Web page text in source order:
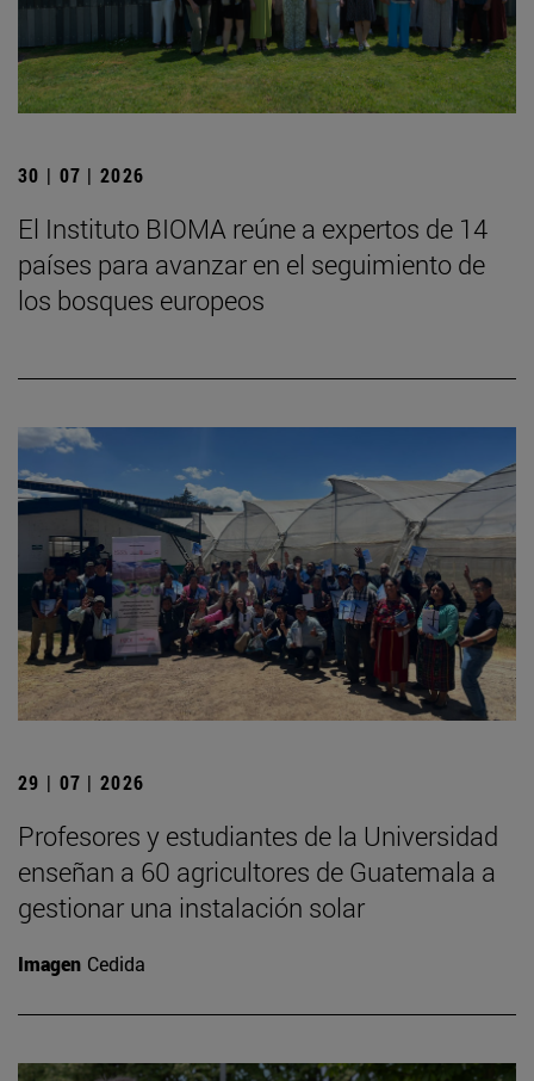
30 | 07 | 2026
El Instituto BIOMA reúne a expertos de 14
países para avanzar en el seguimiento de
los bosques europeos
29 | 07 | 2026
Profesores y estudiantes de la Universidad
enseñan a 60 agricultores de Guatemala a
gestionar una instalación solar
Imagen Cedida